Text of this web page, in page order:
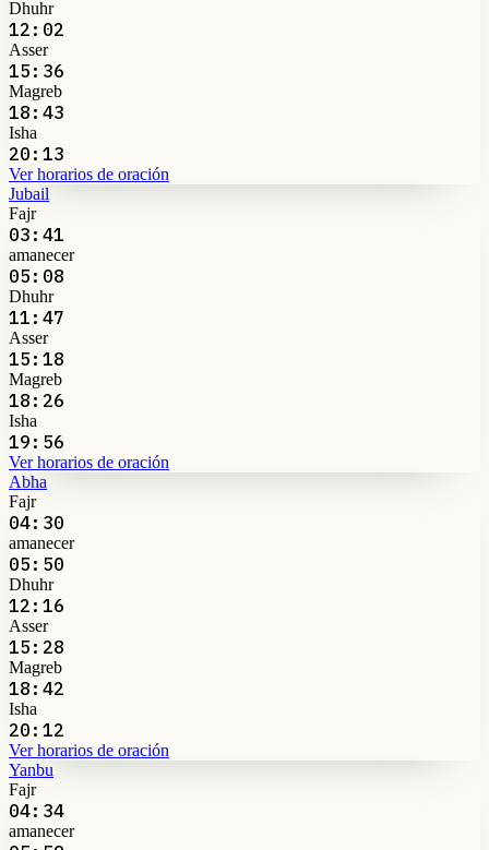
Dhuhr
12:02
Asser
15:36
Magreb
18:43
Isha
20:13
Ver horarios de oración
Jubail
Fajr
03:41
amanecer
05:08
Dhuhr
11:47
Asser
15:18
Magreb
18:26
Isha
19:56
Ver horarios de oración
Abha
Fajr
04:30
amanecer
05:50
Dhuhr
12:16
Asser
15:28
Magreb
18:42
Isha
20:12
Ver horarios de oración
Yanbu
Fajr
04:34
amanecer